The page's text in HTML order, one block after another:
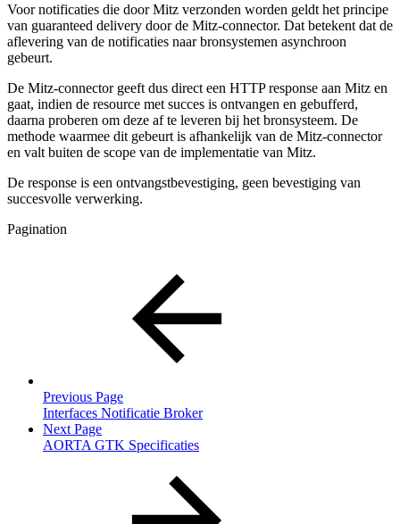
Voor notificaties die door Mitz verzonden worden geldt het principe
van guaranteed delivery door de Mitz-connector. Dat betekent dat de
aflevering van de notificaties naar bronsystemen asynchroon
gebeurt.
De Mitz-connector geeft dus direct een HTTP response aan Mitz en
gaat, indien de resource met succes is ontvangen en gebufferd,
daarna proberen om deze af te leveren bij het bronsysteem. De
methode waarmee dit gebeurt is afhankelijk van de Mitz-connector
en valt buiten de scope van de implementatie van Mitz.
De response is een ontvangstbevestiging, geen bevestiging van
succesvolle verwerking.
Pagination
Previous Page
Interfaces Notificatie Broker
Next Page
AORTA GTK Specificaties